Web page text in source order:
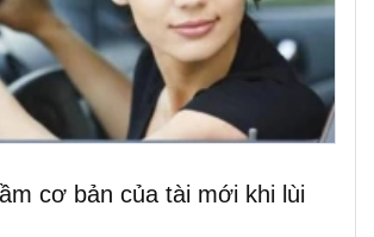
cơ bản của tài mới khi lùi